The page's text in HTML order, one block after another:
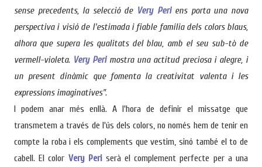
sense precedents, la selecció de Very Peri ens porta una nova
perspectiva i visió de l'estimada i fiable família dels colors blaus,
alhora que supera les qualitats del blau, amb el seu sub-tò de
vermell-violeta. Very Perimostra una actitud preciosa i alegre, i
un present dinàmic que fomenta la creativitat valenta i les
expressions imaginatives".
I podem anar més enllà. A l'hora de definir el missatge que
transmetem a través de l'ús dels colors, no només hem de tenir en
compte la roba i els complements que vestim, sinó també el to de
cabell. El color Very Peri serà el complement perfecte per a una